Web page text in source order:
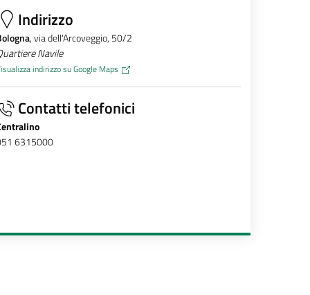
Indirizzo
, via dell'Arcoveggio, 50/2
Navile
indirizzo su Google Maps
Contatti telefonici
6315000